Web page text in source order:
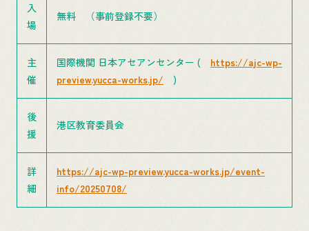
入
場
無料 （事前登録不要）
主
催
国際機関 日本アセアンセンター ( https://ajc-wp-
preview.yucca-works.jp/ )
後
援
港区教育委員会
詳
細
https://ajc-wp-preview.yucca-works.jp/event-
info/20250708/